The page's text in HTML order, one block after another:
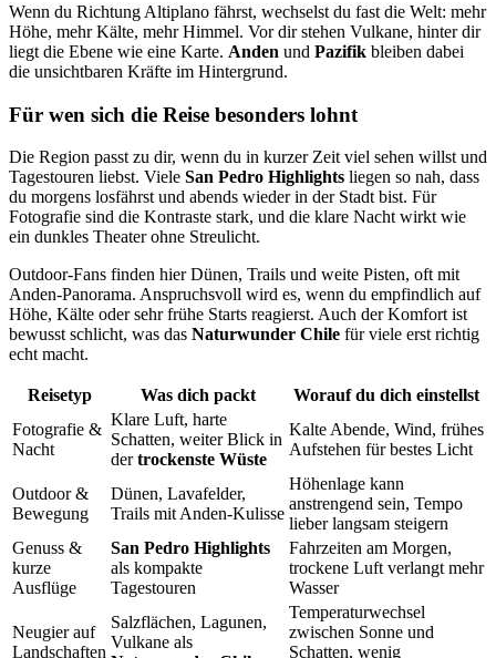
Wenn du Richtung Altiplano fährst, wechselst du fast die Welt: mehr
Höhe, mehr Kälte, mehr Himmel. Vor dir stehen Vulkane, hinter dir
liegt die Ebene wie eine Karte. Anden und Pazifik bleiben dabei
die unsichtbaren Kräfte im Hintergrund.
Für wen sich die Reise besonders lohnt
Die Region passt zu dir, wenn du in kurzer Zeit viel sehen willst und
Tagestouren liebst. Viele San Pedro Highlights liegen so nah, dass
du morgens losfährst und abends wieder in der Stadt bist. Für
Fotografie sind die Kontraste stark, und die klare Nacht wirkt wie
ein dunkles Theater ohne Streulicht.
Outdoor-Fans finden hier Dünen, Trails und weite Pisten, oft mit
Anden-Panorama. Anspruchsvoll wird es, wenn du empfindlich auf
Höhe, Kälte oder sehr frühe Starts reagierst. Auch der Komfort ist
bewusst schlicht, was das Naturwunder Chile für viele erst richtig
echt macht.
Reisetyp Was dich packt
Worauf du dich einstellst
Fotografie &
Nacht
Klare Luft, harte
Schatten, weiter Blick in
dertrockenste Wüste
Kalte Abende, Wind, frühes
Aufstehen für bestes Licht
Outdoor &
Bewegung
Dünen, Lavafelder,
Trails mit Anden-Kulisse
Höhenlage kann
anstrengend sein, Tempo
lieber langsam steigern
Genuss &
kurze
Ausflüge
San Pedro Highlights
als kompakte
Tagestouren
Fahrzeiten am Morgen,
trockene Luft verlangt mehr
Wasser
Neugier auf
Landschaften
Salzflächen, Lagunen,
Vulkane als
Temperaturwechsel
zwischen Sonne und
Schatten, wenig